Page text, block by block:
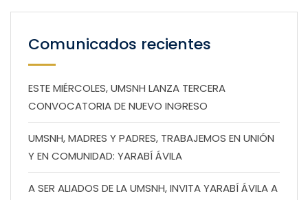
Comunicados recientes
ESTE MIÉRCOLES, UMSNH LANZA TERCERA
CONVOCATORIA DE NUEVO INGRESO
UMSNH, MADRES Y PADRES, TRABAJEMOS EN UNIÓN
Y EN COMUNIDAD: YARABÍ ÁVILA
A SER ALIADOS DE LA UMSNH, INVITA YARABÍ ÁVILA A